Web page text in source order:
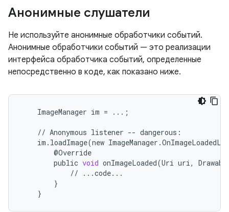
Анонимные слушатели
Не используйте анонимные обработчики событий.
Анонимные обработчики событий — это реализации
интерфейса обработчика событий, определенные
непосредственно в коде, как показано ниже.
ImageManager im = ... ;
// Anonymous listener -- dangerous :
im . loadImage(new ImageManager .
@Override
public void onImageLoaded(Uri uri,
//
...code...
}
}